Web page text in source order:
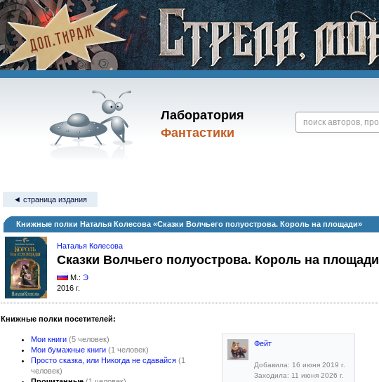
Лаборатория
Фантастики
◄ страница издания
Книжные полки Наталья Колесова «Сказки Волчьего полуострова. Король на площади»
Наталья Колесова
Сказки Волчьего полуострова. Король на площади
М.: Э
2016 г.
Книжные полки посетителей:
Мои книги (5 человек)
Мои бумажные книги (1 человек)
Просто сказка, или Никогда не сдавайся (1
человек)
Фейт
Добавила: 16 июня 2019 г.
Заходила: 11 июня 2026 г.